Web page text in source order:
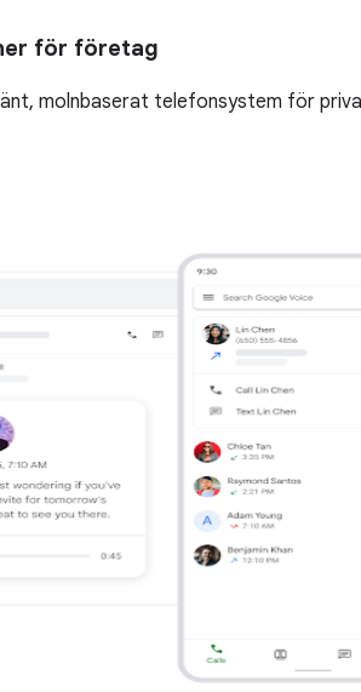
för företag
molnbaserat telefonsystem för